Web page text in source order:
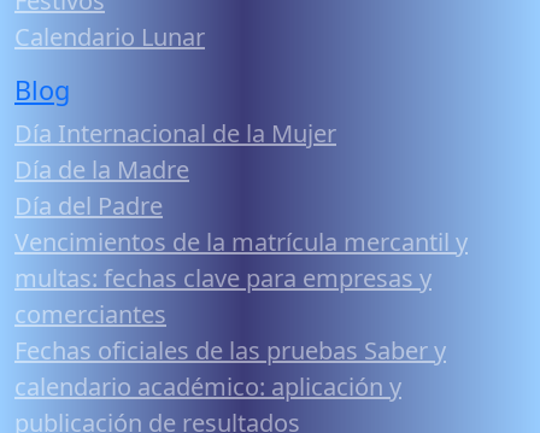
Calendario Lunar
Blog
Día Internacional de la Mujer
Día de la Madre
Día del Padre
Vencimientos de la matrícula mercantil y
multas: fechas clave para empresas y
comerciantes
Fechas oficiales de las pruebas Saber y
calendario académico: aplicación y
publicación de resultados